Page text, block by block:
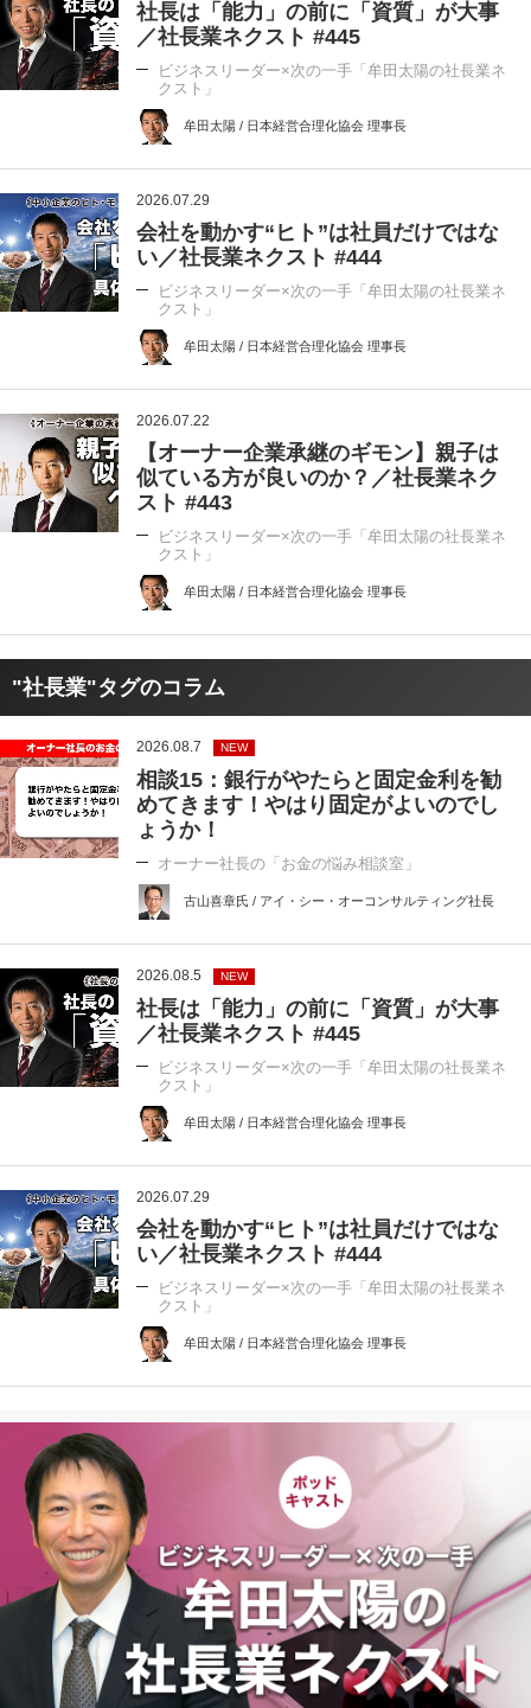
社長は「能力」の前に「資質」が大事
／社長業ネクスト #445
ビジネスリーダー×次の一手「牟田太陽の社長業ネ
クスト」
牟田太陽 / 日本経営合理化協会 理事長
2026.07.29
会社を動かす“ヒト”は社員だけではな
い／社長業ネクスト #444
ビジネスリーダー×次の一手「牟田太陽の社長業ネ
クスト」
牟田太陽 / 日本経営合理化協会 理事長
2026.07.22
【オーナー企業承継のギモン】親子は
似ている方が良いのか？／社長業ネク
スト #443
ビジネスリーダー×次の一手「牟田太陽の社長業ネ
クスト」
牟田太陽 / 日本経営合理化協会 理事長
"社長業"タグのコラム
2026.08.7 NEW
相談15：銀行がやたらと固定金利を勧
めてきます！やはり固定がよいのでし
ょうか！
オーナー社長の「お金の悩み相談室」
古山喜章氏 / アイ・シー・オーコンサルティング社長
2026.08.5 NEW
社長は「能力」の前に「資質」が大事
／社長業ネクスト #445
ビジネスリーダー×次の一手「牟田太陽の社長業ネ
クスト」
牟田太陽 / 日本経営合理化協会 理事長
2026.07.29
会社を動かす“ヒト”は社員だけではな
い／社長業ネクスト #444
ビジネスリーダー×次の一手「牟田太陽の社長業ネ
クスト」
牟田太陽 / 日本経営合理化協会 理事長